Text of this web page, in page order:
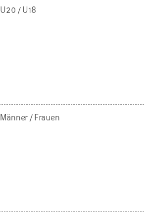
U20 / U18
Männer / Frauen